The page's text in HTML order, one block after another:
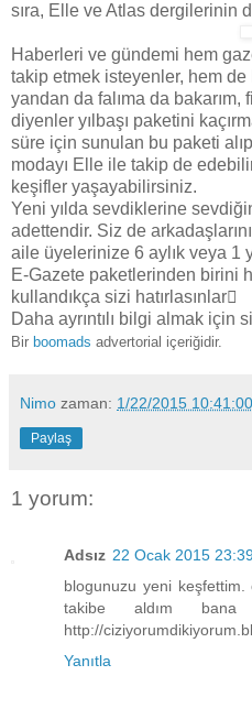
sıra, Elle ve Atlas dergilerinin
Haberleri ve gündemi hem
takip etmek isteyenler, hem
yandan da falıma da
diyenler yılbaşı paketini
süre için sunulan bu paketi
modayı Elle ile takip de
keşifler yaşayabilirsiniz.
Yeni yılda sevdiklerine
adettendir. Siz de
aile üyelerinize 6 aylık veya 1
E-Gazete paketlerinden birini
kullandıkça sizi hatırlasınlar
Daha ayrıntılı bilgi almak için
Bir boomads advertorial içeriğidir.
Nimo zaman: 1/22/2015
Paylaş
1 yorum:
Adsız 22 Ocak 2015
blogunuzu yeni
takibe aldım bana
http://
Yanıtla